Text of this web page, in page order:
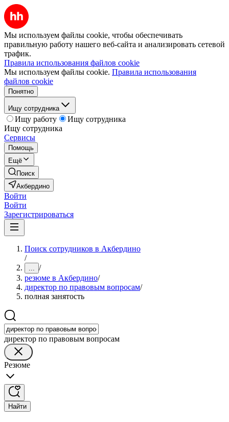
Мы используем файлы cookie, чтобы обеспечивать
правильную работу нашего веб-сайта и анализировать сетевой
трафик.
Правила использования файлов cookie
Мы используем файлы cookie. Правила использования
файлов cookie
Понятно
Ищу сотрудника
Ищу работу
Ищу сотрудника
Ищу сотрудника
Сервисы
Помощь
Ещё
Поиск
Акбердино
Войти
Войти
Зарегистрироваться
Поиск сотрудников в Акбердино
/
... /
резюме в Акбердино/
директор по правовым вопросам/
полная занятость
директор по правовым вопросам
Резюме
Найти